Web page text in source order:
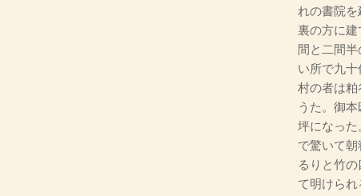
れの書院を
裏の方に建
間と二間
い所で九十
村の者は粕
うた。御
坪になった
で驚いて
るりと竹
て明けられ